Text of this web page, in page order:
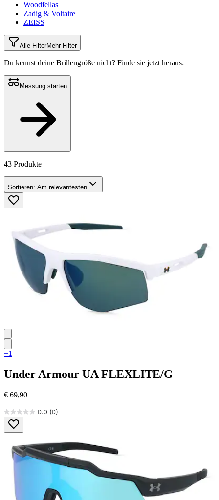
Woodfellas
Zadig & Voltaire
ZEISS
Alle FilterMehr Filter
Du kennst deine Brillengröße nicht? Finde sie jetzt heraus:
Messung starten
43 Produkte
Sortieren: Am relevantesten
+1
Under Armour UA FLEXLITE/G
€ 69,90
0.0 (0)
0.0
von
5